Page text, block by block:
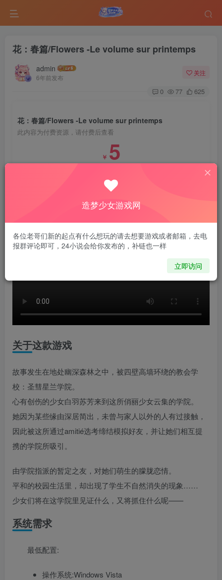
花：春篇/Flowers -Le volume sur printemps
admin
6年前发布
关注
0 77 625
花：春篇/Flowers -Le volume sur printemps
此内容为付费资源，请付费后查看
￥ 5
关于这款游戏
故事发生在地处幽深森林之中，被四壁高墙环绕的教会学
校：圣彗星兰学院。
心有创伤的少女白羽苏芳来到这所俏丽少女云集的学院。
她因为某些缘由深居简出，未曾与家人以外的人有过接触，
因此被这所通过amitié选考缔结模拟好友，并让她们相互提
携的学院所吸引。
由学院指派的暂定之友，对她们萌生的朦胧恋情。
平和的校园生活里，却出现了学生不自然消失的现象……
少女们将在这学院里见证什么，又将抓住什么呢——
系统需求
最低配置:
操作系统:Windows Vista
造梦少女游戏网
各位老哥们新的起点有什么想玩的请去想要游戏或者邮箱，去电
报群评论即可，24小说会给你发布的，补链也一样
立即访问